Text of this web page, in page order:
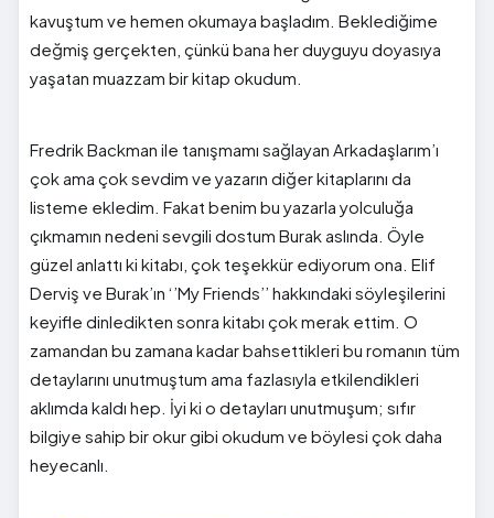
kavuştum ve hemen okumaya başladım. Beklediğime
değmiş gerçekten, çünkü bana her duyguyu doyasıya
yaşatan muazzam bir kitap okudum.
Fredrik Backman ile tanışmamı sağlayan Arkadaşlarım’ı
çok ama çok sevdim ve yazarın diğer kitaplarını da
listeme ekledim. Fakat benim bu yazarla yolculuğa
çıkmamın nedeni sevgili dostum Burak aslında. Öyle
güzel anlattı ki kitabı, çok teşekkür ediyorum ona. Elif
Derviş ve Burak’ın ‘’My Friends’’ hakkındaki söyleşilerini
keyifle dinledikten sonra kitabı çok merak ettim. O
zamandan bu zamana kadar bahsettikleri bu romanın tüm
detaylarını unutmuştum ama fazlasıyla etkilendikleri
aklımda kaldı hep. İyi ki o detayları unutmuşum; sıfır
bilgiye sahip bir okur gibi okudum ve böylesi çok daha
heyecanlı.